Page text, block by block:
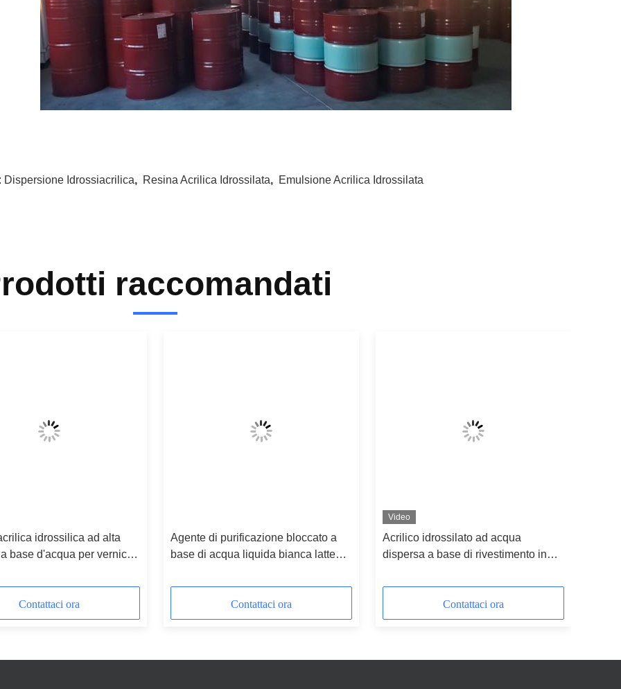
Dispersione Idrossiacrilica, Resina Acrilica Idrossilata, Emulsione Acrilica Idrossilata
raccomandati
idrossilica ad alta
base d'acqua per vernici
Contattaci ora
Agente di purificazione bloccato a
base di acqua liquida bianca lattea
temperatura
Contattaci ora
Video
Acrilico idrossilato ad acqua
dispersa a base di rivestimento in
Contattaci ora